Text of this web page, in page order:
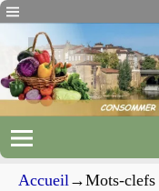
Accueil→Mots-clefs